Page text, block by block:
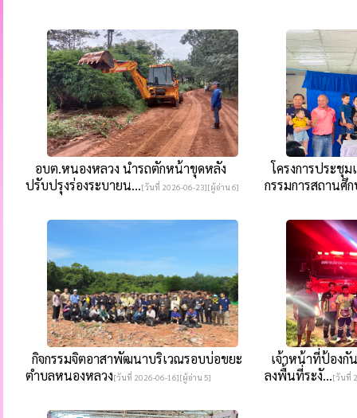
อบต.หนองหลวง นำรถตักหน้าขุดหลัง
ปรับปรุงร่องระบายน...[วันที่ 2026-06-23][ผู้อ่าน 6]
โครงการประชุ
กรรมการสถานศึ
กิจกรรมจิตอาสาพัฒนาบริเวณรอบบ่อขยะ
ตำบลหนองหลวง[วันที่ 2026-06-16][ผู้อ่าน 5]
เจ้าหน้าที่ป้องกั
ลงพื้นที่ระงั...[วันที่